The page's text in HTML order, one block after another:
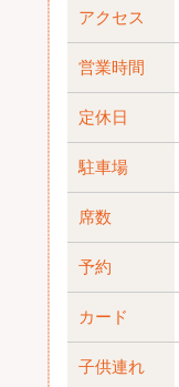
アクセス
営業時間
定休日
駐車場
席数
予約
カード
子供連れ